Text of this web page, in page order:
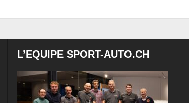
L’EQUIPE SPORT-AUTO.CH